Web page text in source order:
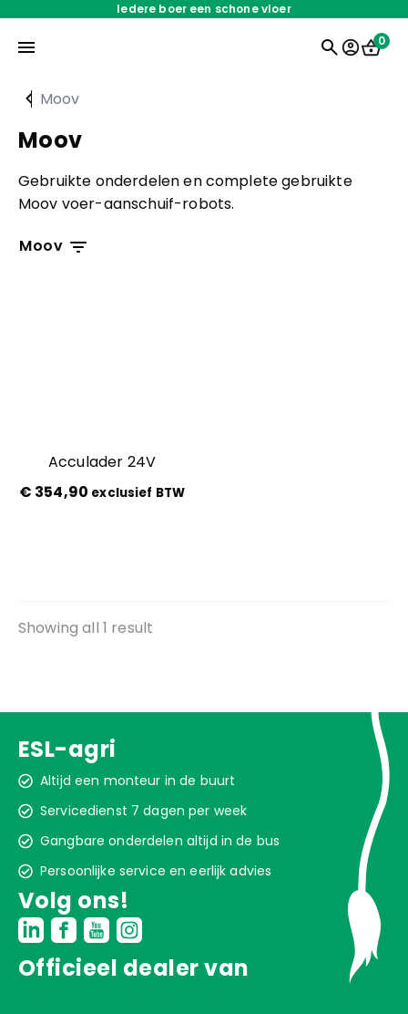
Iedere boer een schone vloer
Home
Onderdelen
Oplossingen
Contact
0
Moov
Moov
Gebruikte onderdelen en complete gebruikte
Moov voer-aanschuif-robots.
Moov
Stroom
JT100
Navigatie
Sturen
JT200
Aandrijving
Achterwielen
Diverse onderdelen
Lift
Navigatie
Schuif
Acculader 24V
€ 354,90 exclusief BTW
Showing all 1 result
ESL-agri
Altijd een monteur in de buurt
Servicedienst 7 dagen per week
Gangbare onderdelen altijd in de bus
Persoonlijke service en eerlijk advies
Volg ons!
Officieel dealer van